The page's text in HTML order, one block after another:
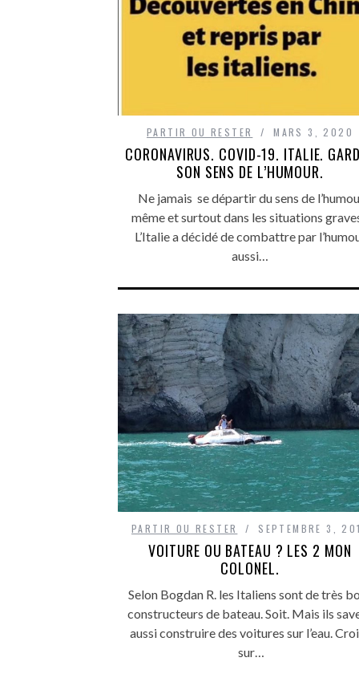
PARTIR OU RESTER MARS 3, 2020
CORONAVIRUS. COVID-19. ITALIE.
SON SENS DE L’HUMOUR.
Ne jamais se départir du sens de
même et surtout dans les situations
L’Italie a décidé de combattre par
aussi…
PARTIR OU RESTER SEPTEMBRE 3,
VOITURE OU BATEAU ? LES 2 MON
COLONEL.
Selon Bogdan R. les Italiens sont de très
constructeurs de bateau. Soit. Mais ils
aussi construire des voitures sur l’eau.
sur…